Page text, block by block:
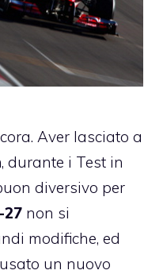
Aver lasciato a
, durante i Test in
diversivo per
27 non si
modifiche, ed
un nuovo